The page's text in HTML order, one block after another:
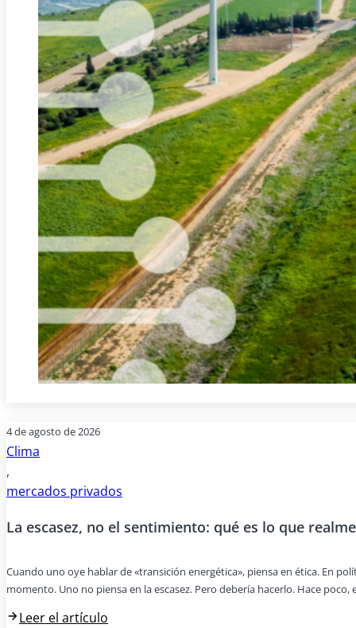
4 de agosto de 2026
Clima
,
mercados privados
La escasez, no el sentimiento: qué es lo que
Cuando uno oye hablar de «transición energética», piensa en ética. En
momento. Uno no piensa en la escasez. Pero debería hacerlo. Hace
Leer el artículo